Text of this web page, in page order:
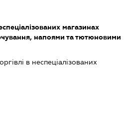
магазинах
напоями та тютюновими
в неспеціалізованих